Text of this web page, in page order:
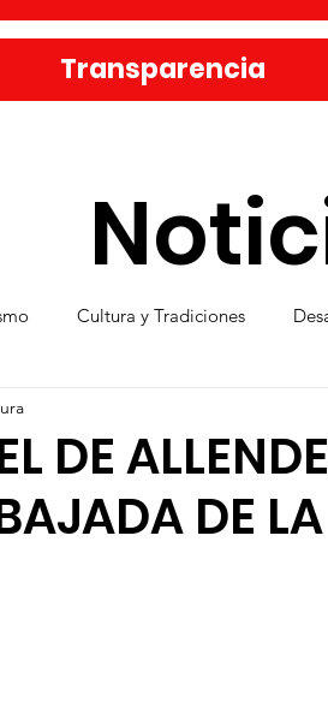
Cultura y Tradiciones
Ambiente
sanmiguelense Jóvenes
DE
DE
Transparencia